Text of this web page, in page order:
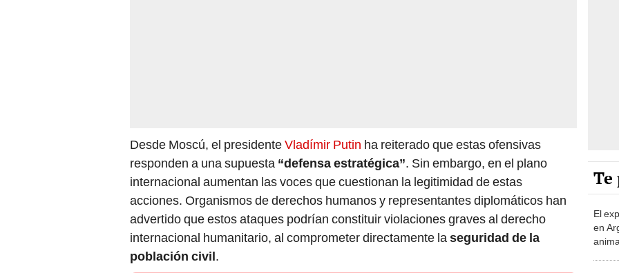
Desde Moscú, el presidenteVladímir Putin ha reiterado que estas ofensivas
responden a una supuesta “defensa estratégica”. Sin embargo, en el plano
internacional aumentan las voces que cuestionan la legitimidad de estas
acciones. Organismos de derechos humanos y representantes diplomáticos han
advertido que estos ataques podrían constituir violaciones graves al derecho
internacional humanitario, al comprometer directamente laseguridad de la
población civil.
Te
El
en